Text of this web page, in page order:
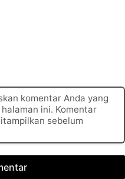
komentar Anda yang
ini. Komentar
sebelum